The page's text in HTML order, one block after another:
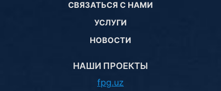
СВЯЗАТЬСЯ С НАМИ
УСЛУГИ
НОВОСТИ
НАШИ ПРОЕКТЫ
fpg.uz